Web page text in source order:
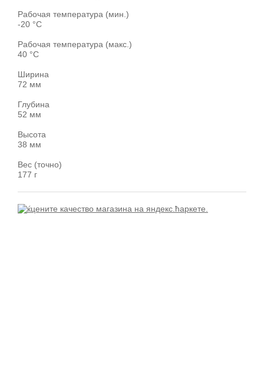
Рабочая температура (мин.)
-20 °C
Рабочая температура (макс.)
40 °C
Ширина
72 мм
Глубина
52 мм
Высота
38 мм
Вес (точно)
177 г